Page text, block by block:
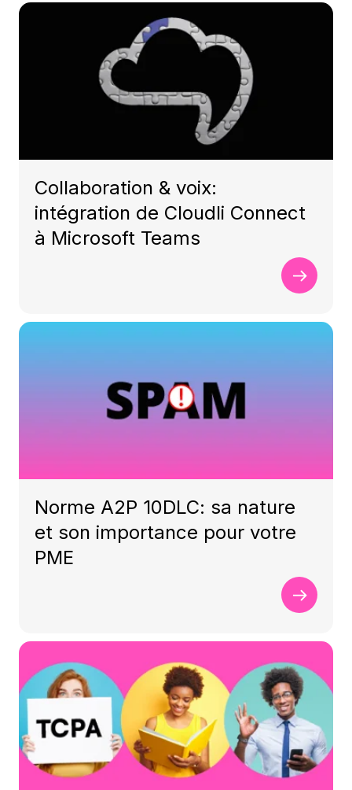
Collaboration & voix:
intégration de Cloudli Connect
à Microsoft Teams
Norme A2P 10DLC: sa nature
et son importance pour votre
PME